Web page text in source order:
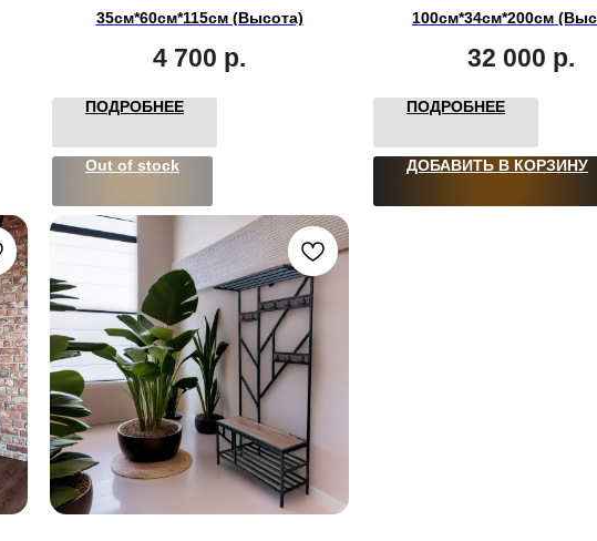
35см*60см*115см (Высота)
4 700 р.
ПОДРОБНЕЕ
Out of stock
100см*34см*200см
32 000 р.
ПОДРОБНЕЕ
ДОБАВИТЬ В КОРЗИНУ